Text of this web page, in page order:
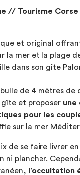
// Tourisme
et original
la mer et la plage
dans son gîte
bulle de 4 mètres de
gîte et proposer une
pour les
sur la mer
de se faire livrer
ni plancher.
l’occultation